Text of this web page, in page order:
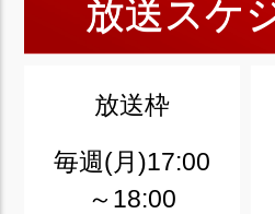
放送スケ
放送枠
毎週(月)17:00
～18:00